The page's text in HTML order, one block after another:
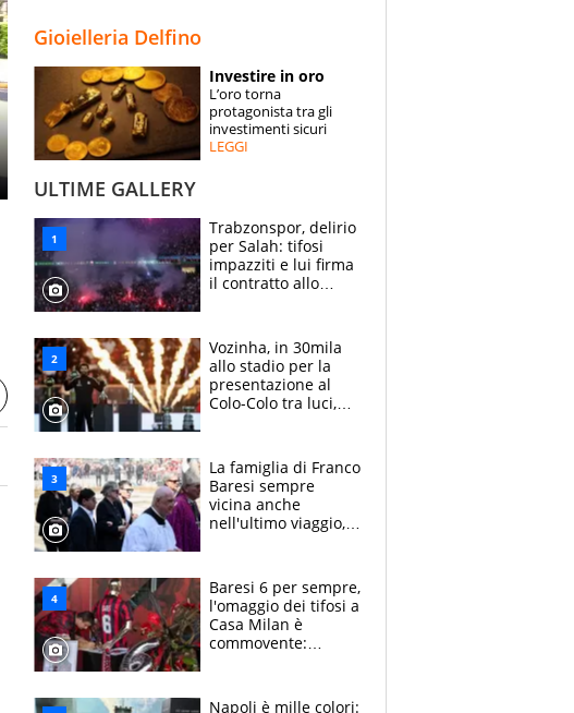
ESPERTI
CONTATTI
Gioielleria Delfino
Investire in oro
L’oro torna
protagonista tra gli
investimenti sicuri
LEGGI
ULTIME GALLERY
Trabzonspor, delirio
per Salah: tifosi
impazziti e lui firma
il contratto allo
Vozinha, in 30mila
allo stadio per la
presentazione al
Colo-Colo tra luci,
La famiglia di Franco
Baresi sempre
vicina anche
nell'ultimo viaggio,
circondati
dall'affetto dei tifosi
Baresi 6 per sempre,
l'omaggio dei tifosi a
Casa Milan è
commovente:
bigliettini
Napoli è mille colori: